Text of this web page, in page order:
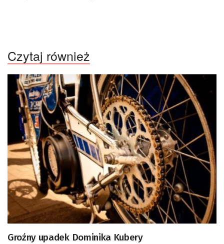
Czytaj również
Groźny upadek Dominika Kubery